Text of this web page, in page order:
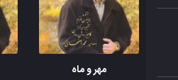
مهر و ماه